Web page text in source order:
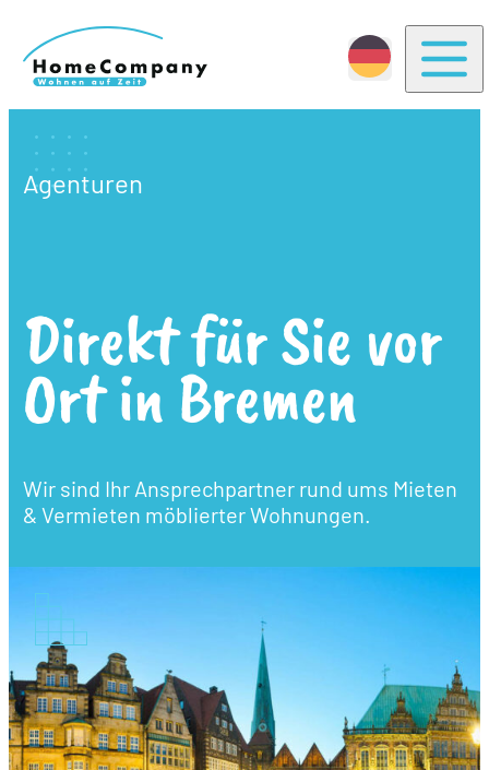
Agenturen
Direkt für Sie vor
Ort in Bremen
Wir sind Ihr Ansprechpartner rund ums Mieten
& Vermieten möblierter Wohnungen.